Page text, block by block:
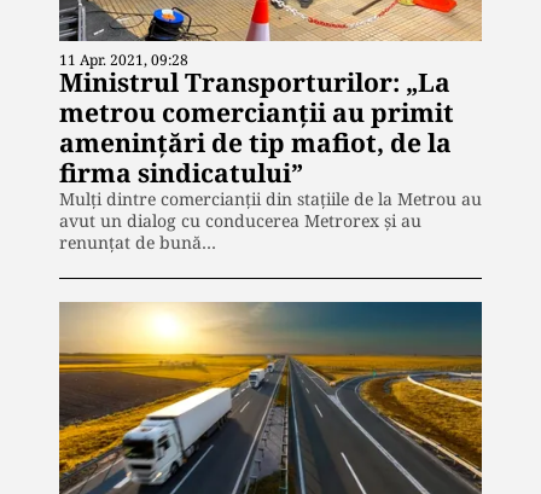
11 Apr. 2021, 09:28
Ministrul Transporturilor: „La
metrou comercianții au primit
amenințări de tip mafiot, de la
firma sindicatului”
Mulți dintre comercianții din stațiile de la Metrou au
avut un dialog cu conducerea Metrorex și au
renunțat de bună…